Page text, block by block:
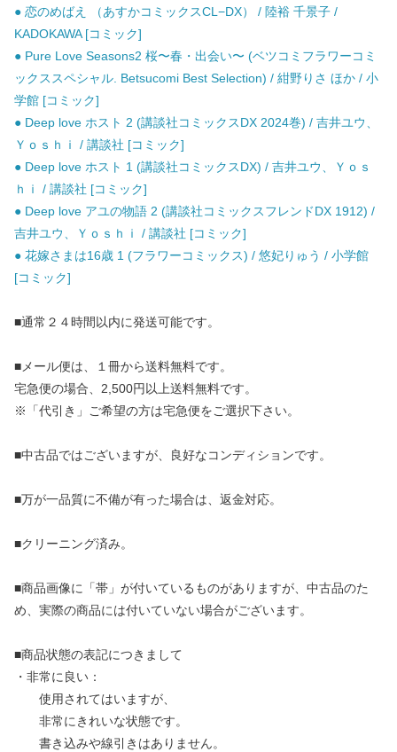
● 恋のめばえ （あすかコミックスCL−DX） / 陸裕 千景子 /
KADOKAWA [コミック]
● Pure Love Seasons2 桜〜春・出会い〜 (ベツコミフラワーコミ
ックススペシャル. Betsucomi Best Selection) / 紺野りさ ほか / 小
学館 [コミック]
● Deep love ホスト 2 (講談社コミックスDX 2024巻) / 吉井ユウ、
Ｙｏｓｈｉ / 講談社 [コミック]
● Deep love ホスト 1 (講談社コミックスDX) / 吉井ユウ、Ｙｏｓ
ｈｉ / 講談社 [コミック]
● Deep love アユの物語 2 (講談社コミックスフレンドDX 1912) /
吉井ユウ、Ｙｏｓｈｉ / 講談社 [コミック]
● 花嫁さまは16歳 1 (フラワーコミックス) / 悠妃りゅう / 小学館
[コミック]
■通常２４時間以内に発送可能です。
■メール便は、１冊から送料無料です。
宅急便の場合、2,500円以上送料無料です。
※「代引き」ご希望の方は宅急便をご選択下さい。
■中古品ではございますが、良好なコンディションです。
■万が一品質に不備が有った場合は、返金対応。
■クリーニング済み。
■商品画像に「帯」が付いているものがありますが、中古品のた
め、実際の商品には付いていない場合がございます。
■商品状態の表記につきまして
・非常に良い：
使用されてはいますが、
非常にきれいな状態です。
書き込みや線引きはありません。